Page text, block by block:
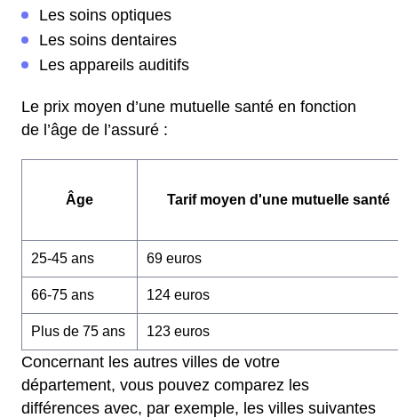
Les soins optiques
Les soins dentaires
Les appareils auditifs
Le prix moyen d’une mutuelle santé en fonction
de l’âge de l’assuré :
Âge Tarif moyen d'une mutuelle santé
25-45 ans 69 euros
66-75 ans 124 euros
Plus de 75 ans 123 euros
Concernant les autres villes de votre
département, vous pouvez comparez les
différences avec, par exemple, les villes suivantes